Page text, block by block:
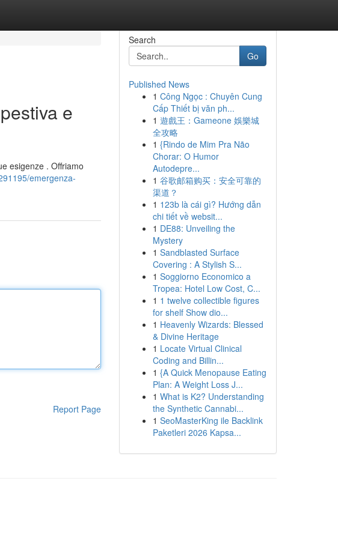
e
esigenze . Offriamo
emergenza-
Report Page
Search
Go
Published News
1 Công Ngọc : Chuyên Cung
Cấp Thiết bị văn ph...
1 遊戲王：Gameone 娛樂城
全攻略
1 {Rindo de Mim Pra Não
Chorar: O Humor
Autodepre...
1 谷歌邮箱购买：安全可靠的
渠道？
1 123b là cái gì? Hướng dẫn
chi tiết về websit...
1 DE88: Unveiling the
Mystery
1 Sandblasted Surface
Covering : A Stylish S...
1 Soggiorno Economico a
Tropea: Hotel Low Cost, C...
1 1 twelve collectible figures
for shelf Show dio...
1 Heavenly Wizards: Blessed
& Divine Heritage
1 Locate Virtual Clinical
Coding and Billin...
1 {A Quick Menopause Eating
Plan: A Weight Loss J...
1 What is K2? Understanding
the Synthetic Cannabi...
1 SeoMasterKing ile Backlink
Paketleri 2026 Kapsa...